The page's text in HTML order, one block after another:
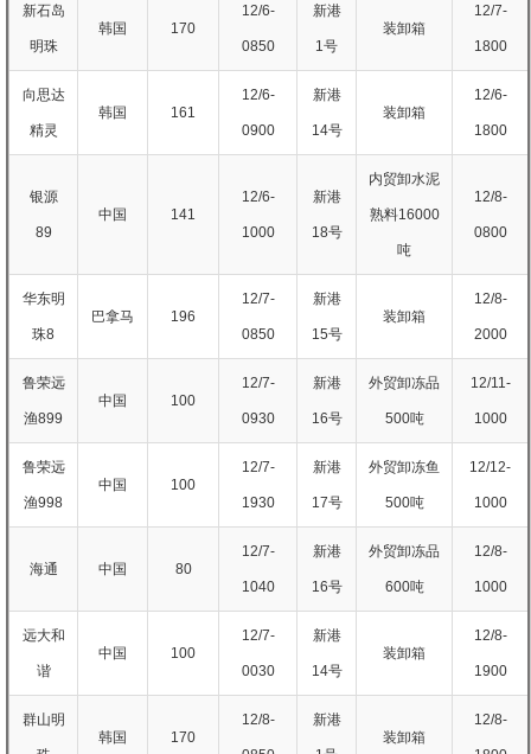
新石岛
明珠
韩国 170
12/6-
0850
新港
1号
装卸箱
12/7-
1800
向思达
精灵
韩国 161
12/6-
0900
新港
14号
装卸箱
12/6-
1800
银源
89
中国 141
12/6-
1000
新港
18号
内贸卸水泥
熟料16000
吨
12/8-
0800
华东明
珠8
巴拿马 196
12/7-
0850
新港
15号
装卸箱
12/8-
2000
鲁荣远
渔899
中国 100
12/7-
0930
新港
16号
外贸卸冻品
500吨
12/11-
1000
鲁荣远
渔998
中国 100
12/7-
1930
新港
17号
外贸卸冻鱼
500吨
12/12-
1000
海通 中国 80
12/7-
1040
新港
16号
外贸卸冻品
600吨
12/8-
1000
远大和
谐
中国 100
12/7-
0030
新港
14号
装卸箱
12/8-
1900
群山明
韩国 170
12/8- 新港
装卸箱
12/8-